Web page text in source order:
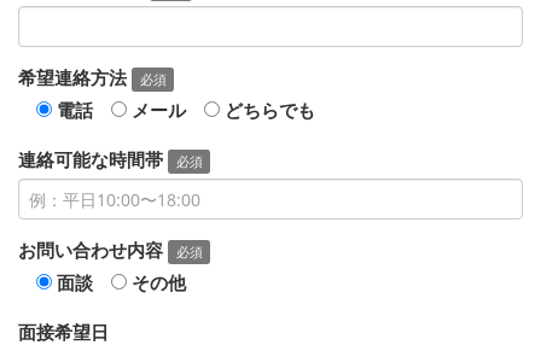
希望連絡方法 必須
電話 メール どちらでも
連絡可能な時間帯 必須
お問い合わせ内容 必須
面談 その他
面接希望日